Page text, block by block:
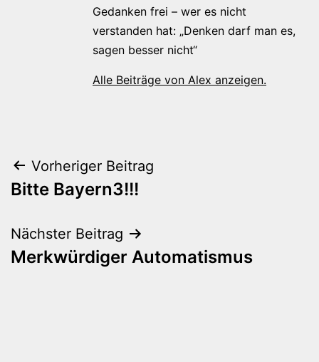
Gedanken frei – wer es nicht
verstanden hat: „Denken darf man es,
sagen besser nicht“
Alle Beiträge von Alex anzeigen.
Beitragsnavigation
Vorheriger Beitrag
Bitte Bayern3!!!
Nächster Beitrag
Merkwürdiger Automatismus